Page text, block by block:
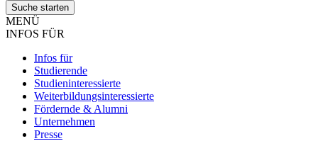
MENÜ
INFOS FÜR
Infos für
Studierende
Studieninteressierte
Weiterbildungsinteressierte
Fördernde & Alumni
Unternehmen
Presse